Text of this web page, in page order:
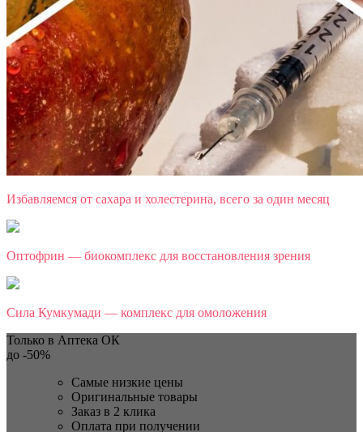
Избавляемся от сахара и холестерина, всего за один месяц
Оптофрин — биокомплекс для восстановления зрения
Сила Кумкумади — комплекс для омоложения
Только в Аптека ОК
до -50%
Самые низкие цены
Оригинальные товары
Заказ в 2 клика
Оплата при получении